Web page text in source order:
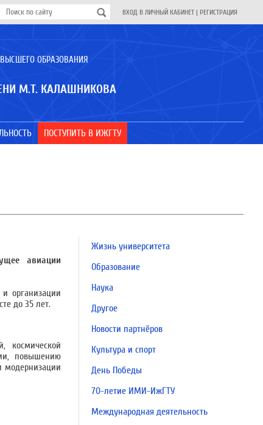
ВХОД В ЛИЧНЫЙ КАБИНЕТ | РЕГИСТРАЦИЯ
ОБРАЗОВАНИЯ
М.Т. КАЛАШНИКОВА
ПОСТУПИТЬ В ИЖГТУ
авиации
организации
до 35 лет.
космической
повышению
модернизации
Жизнь университета
Образование
Наука
Другое
Новости партнёров
Культура и спорт
День Победы
70-летие ИМИ-ИжГТУ
Международная деятельность